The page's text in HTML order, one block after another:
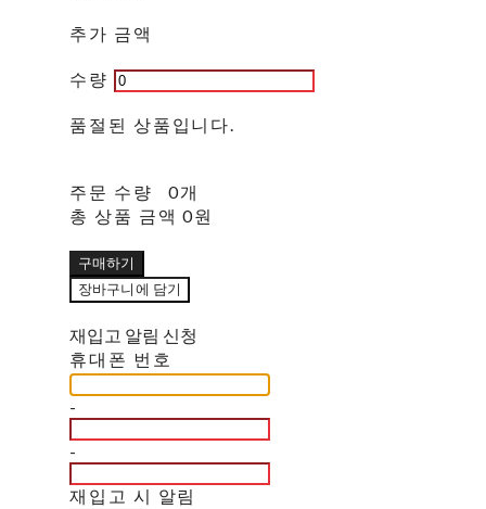
추가 금액
수량
품절된 상품입니다.
주문 수량
0개
총 상품 금액 0원
구매하기
장바구니에 담기
재입고 알림 신청
휴대폰 번호
-
-
재입고 시 알림